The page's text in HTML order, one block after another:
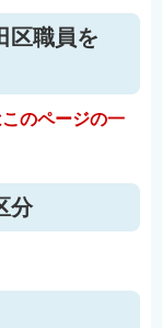
区職員を
のページの一
分